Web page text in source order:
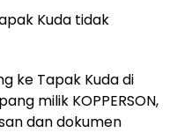
Kuda tidak
ke Tapak Kuda di
milik KOPPERSON,
dan dokumen